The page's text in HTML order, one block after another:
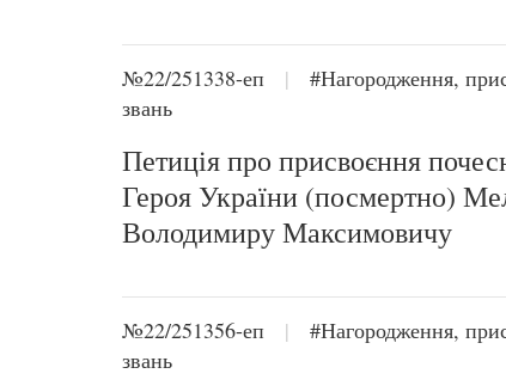
№22/251338-еп |
#Нагородження,
звань
Петиція про присвоєння
Героя України (посмертно)
Володимиру Максимовичу
№22/251356-еп |
#Нагородження,
звань